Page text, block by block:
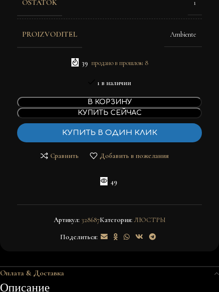
OSTATOK 1
PROIZVODITEL Ambiente
39 продано в прошлом 8
1 в наличии
В КОРЗИНУ
КУПИТЬ СЕЙЧАС
КУПИТЬ В ОДИН КЛИК
Сравнить Добавить в пожелания
49
Артикул: 328687Категория: ЛЮСТРЫ
Поделиться:
Оплата & Доставка
Описание